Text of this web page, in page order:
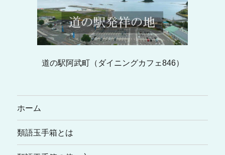
道の駅阿武町（ダイニングカフェ846）
ホーム
類語玉手箱とは